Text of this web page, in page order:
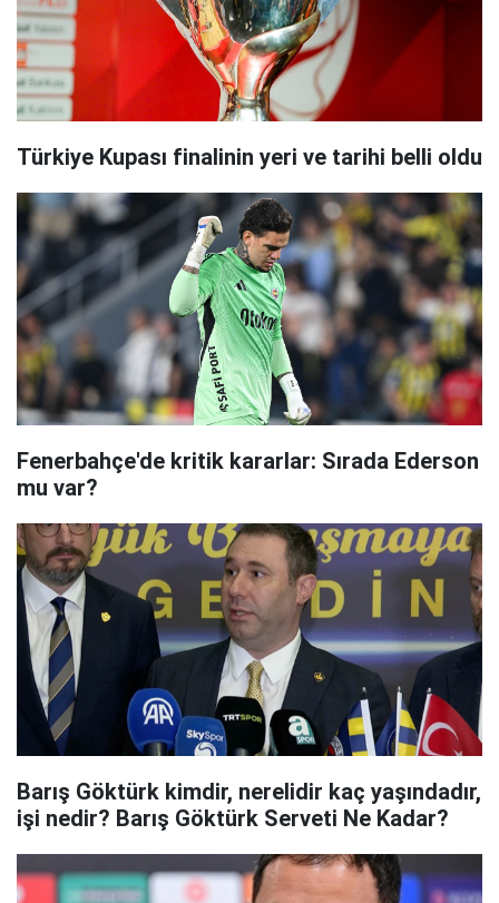
Türkiye Kupası finalinin yeri ve tarihi belli oldu
Fenerbahçe'de kritik kararlar: Sırada Ederson
mu var?
Barış Göktürk kimdir, nerelidir kaç yaşındadır,
işi nedir? Barış Göktürk Serveti Ne Kadar?